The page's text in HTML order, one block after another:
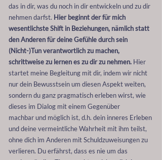
das in dir, was du noch in dir entwickeln und zu dir
nehmen darfst. Hier beginnt der für mich
wesentlichste Shift in Beziehungen, nämlich statt
den Anderen für deine Gefühle durch sein
(Nicht-)Tun verantwortlich zu machen,
schrittweise zu lernen es zu dir zu nehmen. Hier
startet meine Begleitung mit dir, indem wir nicht
nur dein Bewusstsein um diesen Aspekt weiten,
sondern du ganz pragmatisch erleben wirst, wie
dieses im Dialog mit einem Gegenüber
machbarund möglich ist, d.h. dein inneres Erleben
und deine vermeintliche Wahrheit mit ihm teilst,
ohne dich im Anderen mit Schuldzuweisungen zu
verlieren. Du erfährst, dass es nie um das